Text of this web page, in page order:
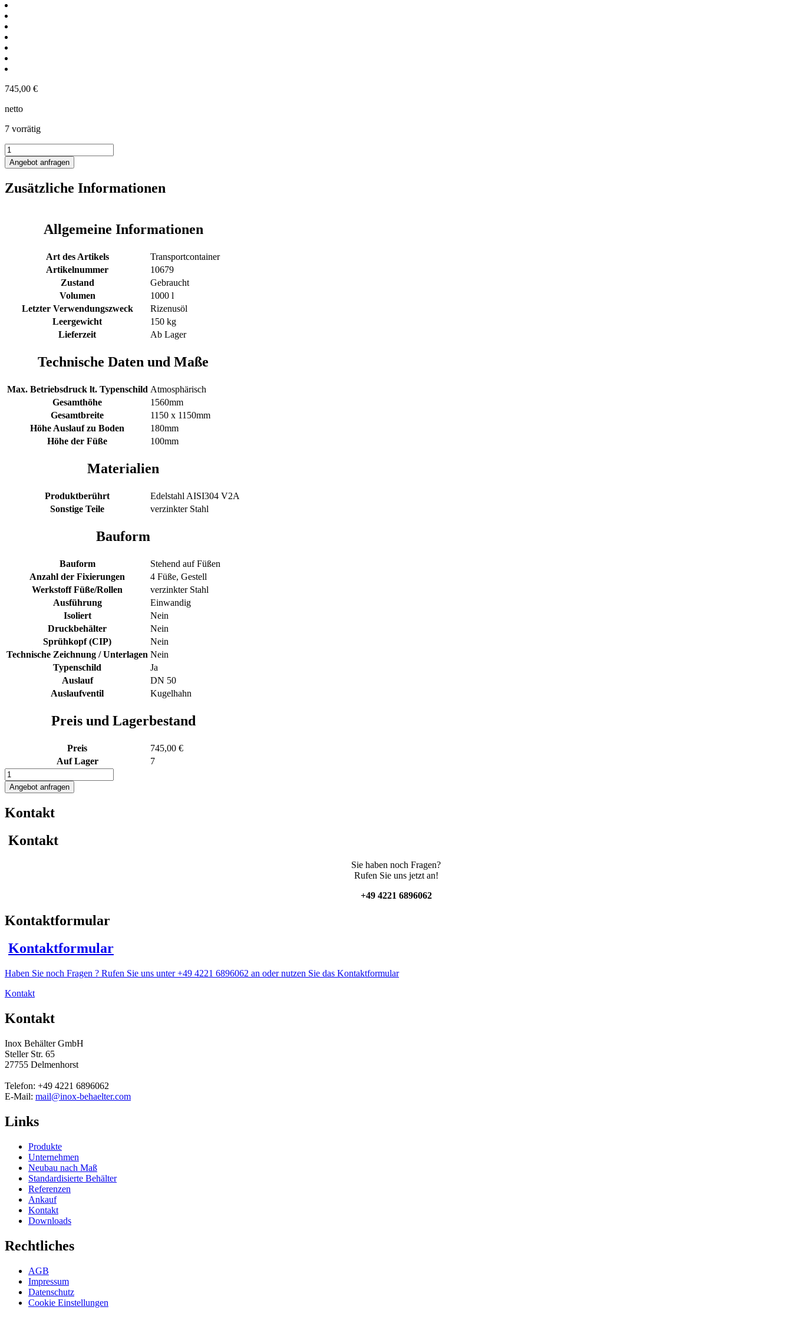
745,00 €
netto
7 vorrätig
1000L
Edelstahl
Transportbehälter
Angebot anfragen
Zusätzliche Informationen
Allgemeine Informationen
Art des Artikels
Transportcontainer
Artikelnummer
10679
Zustand
Gebraucht
Volumen
1000 l
Letzter Verwendungszweck
Rizenusöl
Leergewicht
150 kg
Lieferzeit
Ab Lager
Technische Daten und Maße
Max. Betriebsdruck lt. Typenschild Atmosphärisch
Gesamthöhe
1560mm
Gesamtbreite
1150 x 1150mm
Höhe Auslauf zu Boden
180mm
Höhe der Füße
100mm
Materialien
Produktberührt
Edelstahl AISI304 V2A
Sonstige Teile
verzinkter Stahl
Bauform
Bauform
Stehend auf Füßen
Anzahl der Fixierungen
4 Füße, Gestell
Werkstoff Füße/Rollen
verzinkter Stahl
Ausführung
Einwandig
Isoliert
Nein
Druckbehälter
Nein
Sprühkopf (CIP)
Nein
Technische Zeichnung / Unterlagen Nein
Typenschild
Ja
Auslauf
DN 50
Auslaufventil
Kugelhahn
Preis und Lagerbestand
Preis
745,00 €
Auf Lager
7
1000L
Edelstahl
Transportbehälter
Angebot anfragen
Kontakt
Kontakt
Sie haben noch Fragen?
Rufen Sie uns jetzt an!
+49 4221 6896062
Kontaktformular
Kontaktformular
Haben Sie noch Fragen ? Rufen Sie uns unter +49 4221 6896062 an oder nutzen Sie das Kontaktformular
Kontakt
Kontakt
Inox Behälter GmbH
Steller Str. 65
27755 Delmenhorst
Telefon: +49 4221 6896062
E-Mail: mail@inox-behaelter.com
Links
Produkte
Unternehmen
Neubau nach Maß
Standardisierte Behälter
Referenzen
Ankauf
Kontakt
Downloads
Rechtliches
AGB
Impressum
Datenschutz
Cookie Einstellungen